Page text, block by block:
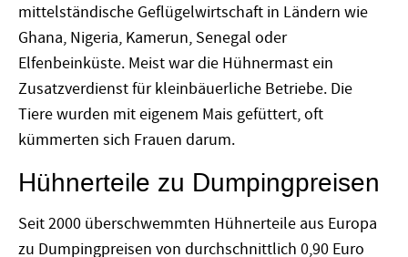
mittelständische Geflügelwirtschaft in Ländern wie
Ghana, Nigeria, Kamerun, Senegal oder
Elfenbeinküste. Meist war die Hühnermast ein
Zusatzverdienst für kleinbäuerliche Betriebe. Die
Tiere wurden mit eigenem Mais gefüttert, oft
kümmerten sich Frauen darum.
Hühnerteile zu Dumpingpreisen
Seit 2000 überschwemmten Hühnerteile aus Europa
zu Dumpingpreisen von durchschnittlich 0,90 Euro